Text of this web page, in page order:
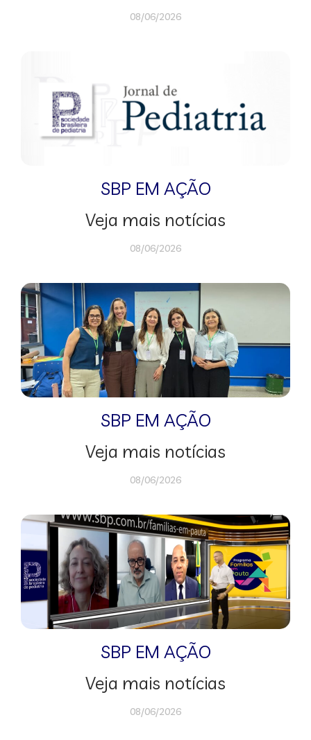
08/06/2026
SBP EM AÇÃO
Veja mais notícias
08/06/2026
SBP EM AÇÃO
Veja mais notícias
08/06/2026
SBP EM AÇÃO
Veja mais notícias
08/06/2026